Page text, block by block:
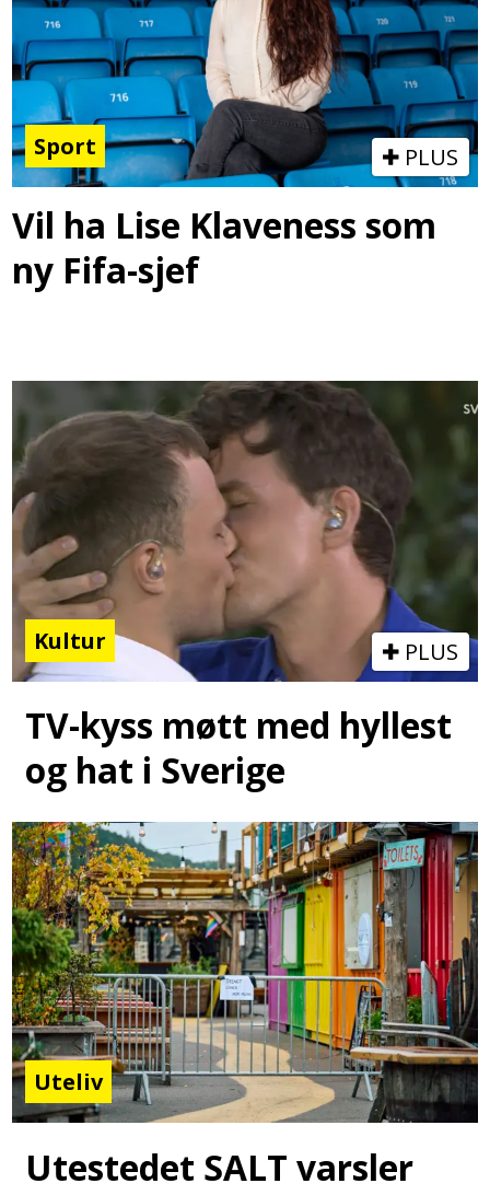
Sport PLUS
Vil ha Lise Klaveness som
ny Fifa-sjef
Kultur PLUS
TV-kyss møtt med hyllest
og hat i Sverige
Uteliv
Utestedet SALT varsler